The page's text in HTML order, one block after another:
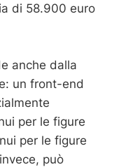
di 58.900 euro
anche dalla
un front-end
per le figure
per le figure
può